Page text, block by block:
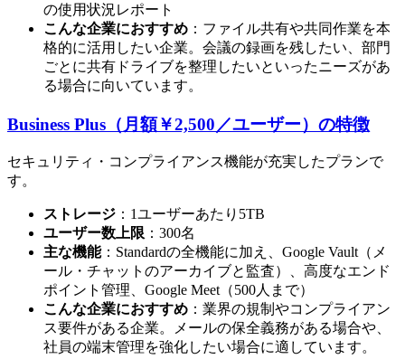
の使用状況レポート
こんな企業におすすめ ：ファイル共有や共同作業を本
格的に活用したい企業。会議の録画を残したい、部門
ごとに共有ドライブを整理したいといったニーズがあ
る場合に向いています。
Business Plus（月額￥2,500／ユーザー）の特徴
セキュリティ・コンプライアンス機能が充実したプランで
す。
ストレージ ：1ユーザーあたり5TB
ユーザー数上限 ：300名
主な機能：Standardの全機能に加え、Google Vault（メ
ール・チャットのアーカイブと監査）、高度なエンド
ポイント管理、Google Meet（500人まで）
こんな企業におすすめ ：業界の規制やコンプライアン
ス要件がある企業。メールの保全義務がある場合や、
社員の端末管理を強化したい場合に適しています。